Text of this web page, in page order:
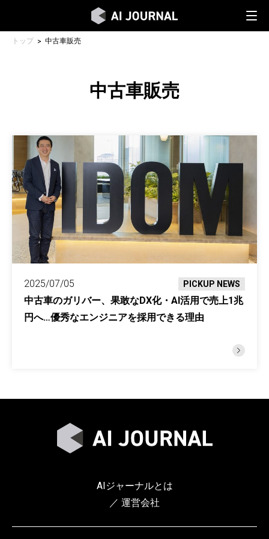
トップ 中古車販売
中古車販売
2025/07/05 PICKUP NEWS
中古車のガリバー、果敢なDX化・AI活用で売上1兆
円へ…優秀なエンジニアを採用できる理由
AIジャーナルとは
／ 運営会社